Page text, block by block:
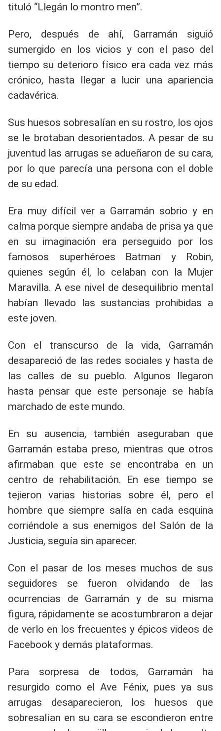
tituló “Llegán lo montro men”.
Pero, después de ahí, Garramán siguió
sumergido en los vicios y con el paso del
tiempo su deterioro físico era cada vez más
crónico, hasta llegar a lucir una apariencia
cadavérica.
Sus huesos sobresalían en su rostro, los ojos
se le brotaban desorientados. A pesar de su
juventud las arrugas se adueñaron de su cara,
por lo que parecía una persona con el doble
de su edad.
Era muy difícil ver a Garramán sobrio y en
calma porque siempre andaba de prisa ya que
en su imaginación era perseguido por los
famosos superhéroes Batman y Robin,
quienes según él, lo celaban con la Mujer
Maravilla. A ese nivel de desequilibrio mental
habían llevado las sustancias prohibidas a
este joven.
Con el transcurso de la vida, Garramán
desapareció de las redes sociales y hasta de
las calles de su pueblo. Algunos llegaron
hasta pensar que este personaje se había
marchado de este mundo.
En su ausencia, también aseguraban que
Garramán estaba preso, mientras que otros
afirmaban que este se encontraba en un
centro de rehabilitación. En ese tiempo se
tejieron varias historias sobre él, pero el
hombre que siempre salía en cada esquina
corriéndole a sus enemigos del Salón de la
Justicia, seguía sin aparecer.
Con el pasar de los meses muchos de sus
seguidores se fueron olvidando de las
ocurrencias de Garramán y de su misma
figura, rápidamente se acostumbraron a dejar
de verlo en los frecuentes y épicos videos de
Facebook y demás plataformas.
Para sorpresa de todos, Garramán ha
resurgido como el Ave Fénix, pues ya sus
arrugas desaparecieron, los huesos que
sobresalían en su cara se escondieron entre